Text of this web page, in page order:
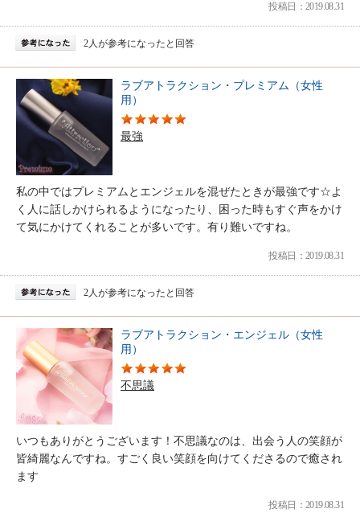
投稿日：2019.08.31
2人が参考になったと回答
ラブアトラクション・プレミアム（女性
用）
最強
私の中ではプレミアムとエンジェルを混ぜたときが最強です☆よ
く人に話しかけられるようになったり、困った時もすぐ声をかけ
て気にかけてくれることが多いです。有り難いですね。
投稿日：2019.08.31
2人が参考になったと回答
ラブアトラクション・エンジェル（女性
用）
不思議
いつもありがとうございます！不思議なのは、出会う人の笑顔が
皆綺麗なんですね。すごく良い笑顔を向けてくださるので癒され
ます
投稿日：2019.08.31